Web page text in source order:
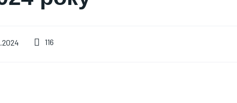
У Косові прем’єра
116